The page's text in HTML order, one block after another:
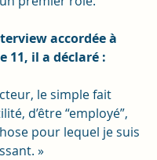
accordée à
11, il a déclaré :
le simple fait
d’être “employé”,
pour lequel je suis
»